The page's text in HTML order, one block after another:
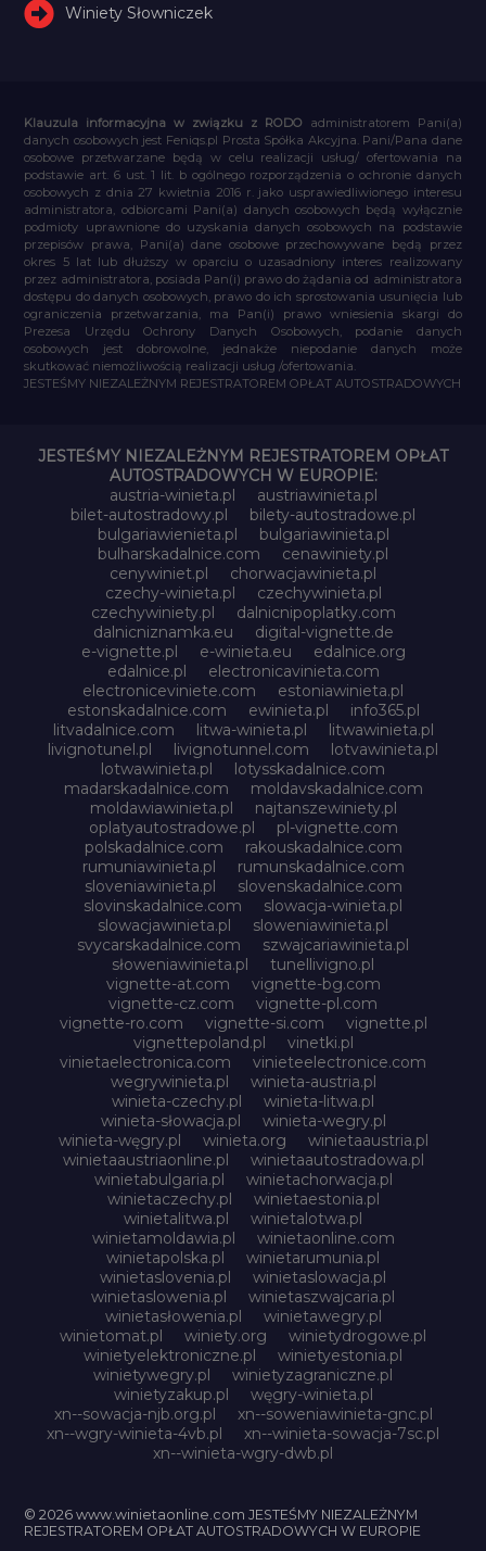
Winiety Słowniczek
Klauzula informacyjna w związku z RODO administratorem Pani(a)
danych osobowych jest Feniqs.pl Prosta Spółka Akcyjna. Pani/Pana dane
osobowe przetwarzane będą w celu realizacji usług/ ofertowania na
podstawie art. 6 ust. 1 lit. b ogólnego rozporządzenia o ochronie danych
osobowych z dnia 27 kwietnia 2016 r. jako usprawiedliwionego interesu
administratora, odbiorcami Pani(a) danych osobowych będą wyłącznie
podmioty uprawnione do uzyskania danych osobowych na podstawie
przepisów prawa, Pani(a) dane osobowe przechowywane będą przez
okres 5 lat lub dłuższy w oparciu o uzasadniony interes realizowany
przez administratora, posiada Pan(i) prawo do żądania od administratora
dostępu do danych osobowych, prawo do ich sprostowania usunięcia lub
ograniczenia przetwarzania, ma Pan(i) prawo wniesienia skargi do
Prezesa Urzędu Ochrony Danych Osobowych, podanie danych
osobowych jest dobrowolne, jednakże niepodanie danych może
skutkować niemożliwością realizacji usług /ofertowania.
JESTEŚMY NIEZALEŻNYM REJESTRATOREM OPŁAT AUTOSTRADOWYCH
JESTEŚMY NIEZALEŻNYM REJESTRATOREM OPŁAT
AUTOSTRADOWYCH W EUROPIE:
austria-winieta.pl
austriawinieta.pl
bilet-autostradowy.pl
bilety-autostradowe.pl
bulgariawienieta.pl
bulgariawinieta.pl
bulharskadalnice.com
cenawiniety.pl
cenywiniet.pl
chorwacjawinieta.pl
czechy-winieta.pl
czechywinieta.pl
czechywiniety.pl
dalnicnipoplatky.com
dalnicniznamka.eu
digital-vignette.de
e-vignette.pl
e-winieta.eu
edalnice.org
edalnice.pl
electronicavinieta.com
electroniceviniete.com
estoniawinieta.pl
estonskadalnice.com
ewinieta.pl
info365.pl
litvadalnice.com
litwa-winieta.pl
litwawinieta.pl
livignotunel.pl
livignotunnel.com
lotvawinieta.pl
lotwawinieta.pl
lotysskadalnice.com
madarskadalnice.com
moldavskadalnice.com
moldawiawinieta.pl
najtanszewiniety.pl
oplatyautostradowe.pl
pl-vignette.com
polskadalnice.com
rakouskadalnice.com
rumuniawinieta.pl
rumunskadalnice.com
sloveniawinieta.pl
slovenskadalnice.com
slovinskadalnice.com
slowacja-winieta.pl
slowacjawinieta.pl
sloweniawinieta.pl
svycarskadalnice.com
szwajcariawinieta.pl
słoweniawinieta.pl
tunellivigno.pl
vignette-at.com
vignette-bg.com
vignette-cz.com
vignette-pl.com
vignette-ro.com
vignette-si.com
vignette.pl
vignettepoland.pl
vinetki.pl
vinietaelectronica.com
vinieteelectronice.com
wegrywinieta.pl
winieta-austria.pl
winieta-czechy.pl
winieta-litwa.pl
winieta-słowacja.pl
winieta-wegry.pl
winieta-węgry.pl
winieta.org
winietaaustria.pl
winietaaustriaonline.pl
winietaautostradowa.pl
winietabulgaria.pl
winietachorwacja.pl
winietaczechy.pl
winietaestonia.pl
winietalitwa.pl
winietalotwa.pl
winietamoldawia.pl
winietaonline.com
winietapolska.pl
winietarumunia.pl
winietaslovenia.pl
winietaslowacja.pl
winietaslowenia.pl
winietaszwajcaria.pl
winietasłowenia.pl
winietawegry.pl
winietomat.pl
winiety.org
winietydrogowe.pl
winietyelektroniczne.pl
winietyestonia.pl
winietywegry.pl
winietyzagraniczne.pl
winietyzakup.pl
węgry-winieta.pl
xn--sowacja-njb.org.pl
xn--soweniawinieta-gnc.pl
xn--wgry-winieta-4vb.pl
xn--winieta-sowacja-7sc.pl
xn--winieta-wgry-dwb.pl
© 2026 www.winietaonline.com JESTEŚMY NIEZALEŻNYM
REJESTRATOREM OPŁAT AUTOSTRADOWYCH W EUROPIE